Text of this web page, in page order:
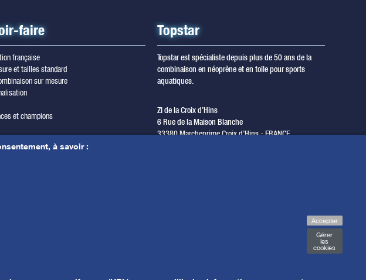
à savoir :
Accepter
Gérer
les
cookies
faire
française
et tailles standard
sur mesure
et champions
Topstar
Topstar est spécialiste depuis plus de 50 ans de la
combinaison en néoprène et en toile pour sports
aquatiques.
ZI de la Croix d’Hins
6 Rue de la Maison Blanche
33380 Marcheprime Croix d’Hins - FRANCE